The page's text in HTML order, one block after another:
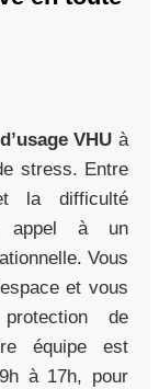
VHU à
stress. Entre
la difficulté
appel à un
Vous
et vous
de
équipe est
à 17h, pour